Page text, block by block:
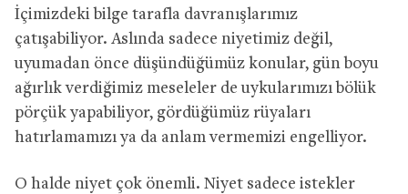
İçimizdeki bilge tarafla davranışlarımız
çatışabiliyor. Aslında sadece niyetimiz değil,
uyumadan önce düşündüğümüz konular, gün boyu
ağırlık verdiğimiz meseleler de uykularımızı bölük
pörçük yapabiliyor, gördüğümüz rüyaları
hatırlamamızı ya da anlam vermemizi engelliyor.
O halde niyet çok önemli. Niyet sadece istekler